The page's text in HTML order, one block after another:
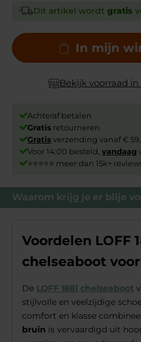
Waarom krijg je er blije
Voordelen LOFF
chelseaboot
De LOFF 1881 chelseaboot
stijlvolle en veelzijdige
comfort en klasse
bruin is vervaardigd uit
Dit artikel wordt gratis
In mijn
Bekijk voorraad
Achteraf betalen
Gratis retourneren
Gratisverzending vanaf €
Voor 14:00 besteld, vandaag
⭐⭐⭐⭐⭐ meer dan 15k+